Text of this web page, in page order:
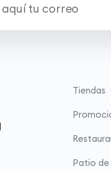
Tiendas
Patio de